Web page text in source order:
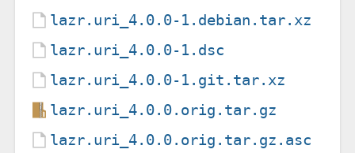
lazr.uri_4.0.0-1.debian.tar.xz
lazr.uri_4.0.0-1.dsc
lazr.uri_4.0.0-1.git.tar.xz
lazr.uri_4.0.0.orig.tar.gz
lazr.uri_4.0.0.orig.tar.gz.asc